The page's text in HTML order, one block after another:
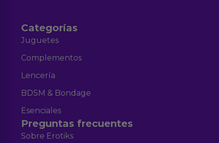
Categorías
Juguetes
Complementos
Lencería
BDSM & Bondage
Esenciales
Preguntas frecuentes
Sobre Erotiks